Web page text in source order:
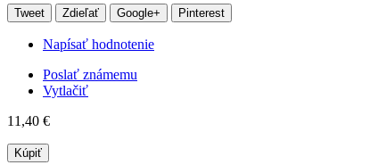
Tweet Zdieľať Google+ Pinterest
Napísať hodnotenie
Poslať známemu
Vytlačiť
11,40 €
Kúpiť